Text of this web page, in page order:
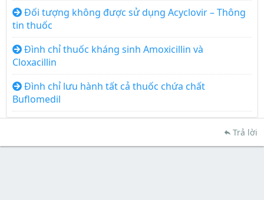
Đối tượng không được sử dụng Acyclovir – Thông
tin thuốc
Đình chỉ thuốc kháng sinh Amoxicillin và
Cloxacillin
Đình chỉ lưu hành tất cả thuốc chứa chất
Buflomedil
Trả lời